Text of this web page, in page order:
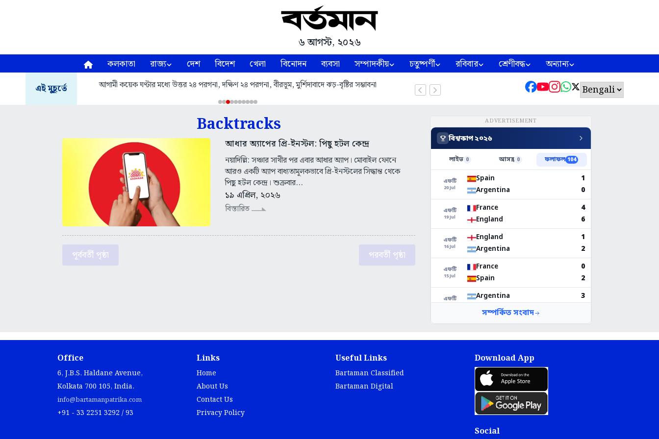
৬ আগস্ট, ২০২৬
কলকাতা রাজ্য দেশ বিদেশ খেলা বিনোদন ব্যবসা সম্পাদকীয় চতুষ্পর্ণী রবিবার শ্রেণীবদ্ধ অন্যান্য
এই মুহূর্তে আগামী কয়েক ঘণ্টার মধ্যে উত্তর ২৪ পরগনা, দক্ষিণ ২৪ পরগনা, বীরভূম, মুর্শিদাবাদে ঝড়-বৃষ্টির সম্ভাবনা
Backtracks
আধার অ্যাপের প্রি-ইনস্টল: পিছু হটল কেন্দ্র
নয়াদিল্লি: সঞ্চার সাথীর পর এবার আধার অ্যাপ। মোবাইল ফোনে
আরও একটি অ্যাপ বাধ্যতামূলকভাবে প্রি-ইনস্টলের সিদ্ধান্ত থেকে
পিছু হটল কেন্দ্র। শুক্রবার...
১৯ এপ্রিল, ২০২৬
বিস্তারিত
পূর্ববর্তী পৃষ্ঠা পরবর্তী পৃষ্ঠা
ADVERTISEMENT
Office
6, J.B.S. Haldane Avenue,
Kolkata 700 105, India.
info@bartamanpatrika.com
+91 - 33 2251 3292 / 93
Links
Home
About Us
Contact Us
Privacy Policy
Useful Links
Bartaman Classified
Bartaman Digital
Download App
Social